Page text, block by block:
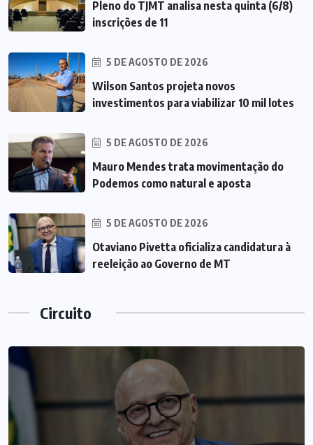
Pleno do TJMT analisa nesta quinta (6/8)
inscrições de 11
5 DE AGOSTO DE 2026
Wilson Santos projeta novos
investimentos para viabilizar 10 mil lotes
5 DE AGOSTO DE 2026
Mauro Mendes trata movimentação do
Podemos como natural e aposta
5 DE AGOSTO DE 2026
Otaviano Pivetta oficializa candidatura à
reeleição ao Governo de MT
Circuito